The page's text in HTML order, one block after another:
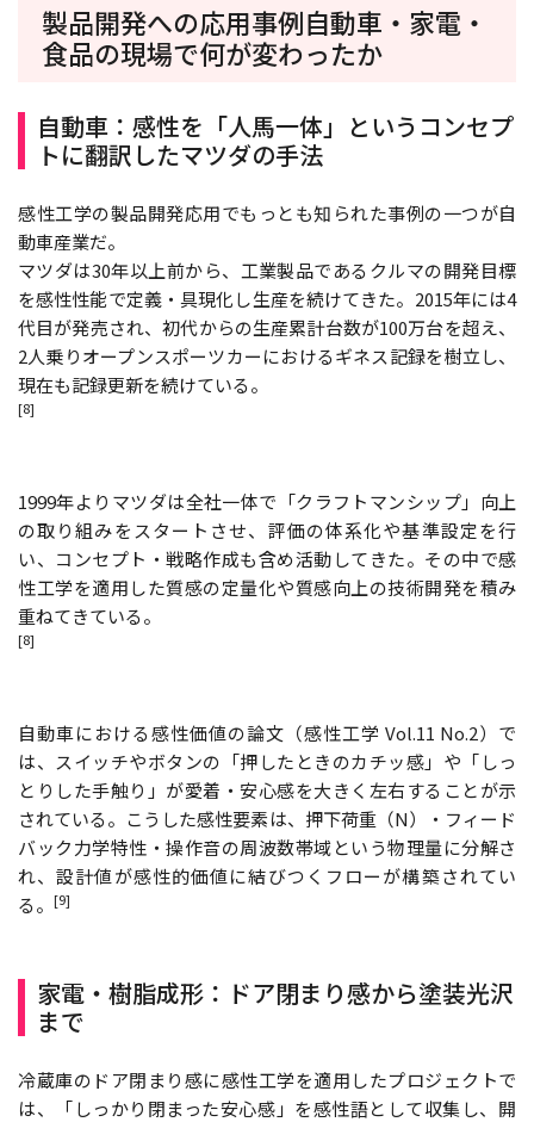
製品開発への応用事例――自動車・家電・
食品の現場で何が変わったか
自動車：感性を「人馬一体」というコンセプ
トに翻訳したマツダの手法
感性工学の製品開発応用でもっとも知られた事例の一つが自
動車産業だ。
マツダは30年以上前から、工業製品であるクルマの開発目標
を感性性能で定義・具現化し生産を続けてきた。2015年には4
代目が発売され、初代からの生産累計台数が100万台を超え、
2人乗りオープンスポーツカーにおけるギネス記録を樹立し、
現在も記録更新を続けている。
[8]
1999年よりマツダは全社一体で「クラフトマンシップ」向上
の取り組みをスタートさせ、評価の体系化や基準設定を行
い、コンセプト・戦略作成も含め活動してきた。その中で感
性工学を適用した質感の定量化や質感向上の技術開発を積み
重ねてきている。
[8]
自動車における感性価値の論文（感性工学 Vol.11 No.2）で
は、スイッチやボタンの「押したときのカチッ感」や「しっ
とりした手触り」が愛着・安心感を大きく左右することが示
されている。こうした感性要素は、押下荷重（N）・フィード
バック力学特性・操作音の周波数帯域という物理量に分解さ
れ、設計値が感性的価値に結びつくフローが構築されてい
る。 [9]
家電・樹脂成形：ドア閉まり感から塗装光沢
まで
冷蔵庫のドア閉まり感に感性工学を適用したプロジェクトで
は、「しっかり閉まった安心感」を感性語として収集し、開